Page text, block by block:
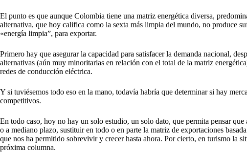
El punto es que aunque Colombia tiene una matriz energética diversa,
alternativa, que hoy califica como la sexta más limpia del mundo, no produce
«energía limpia”, para exportar.
Primero hay que asegurar la capacidad para satisfacer la demanda nacional,
alternativas (aún muy minoritarias en relación con el total de la matriz
redes de conducción eléctrica.
Y si tuviésemos todo eso en la mano, todavía habría que determinar si hay
competitivos.
En todo caso, hoy no hay un solo estudio, un solo dato, que permita pensar
o a mediano plazo, sustituir en todo o en parte la matriz de exportaciones
que nos ha permitido sobrevivir y crecer hasta ahora. Por cierto, en turismo la
próxima columna.